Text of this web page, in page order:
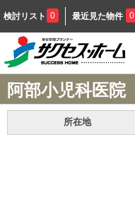
検討リスト 0 最近見た物件 0
阿部小児科医院
所在地